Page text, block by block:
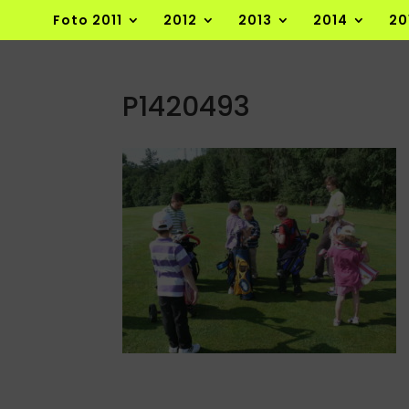
Foto 2011 2012 2013 2014
P1420493